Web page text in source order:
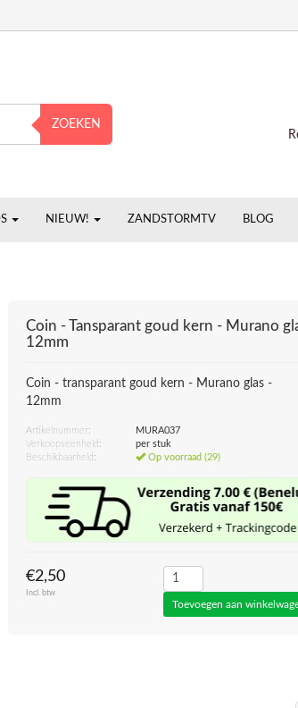
ZOEKEN
NIEUW! ZANDSTORMTV BLOG
Coin - Tansparant goud kern - Murano
12mm
Coin - transparant goud kern - Murano glas -
12mm
Artikelnummer:
MURA037
Verkoopseenheid:
per stuk
Beschikbaarheid:
Op voorraad (29)
€2,50
Incl. btw